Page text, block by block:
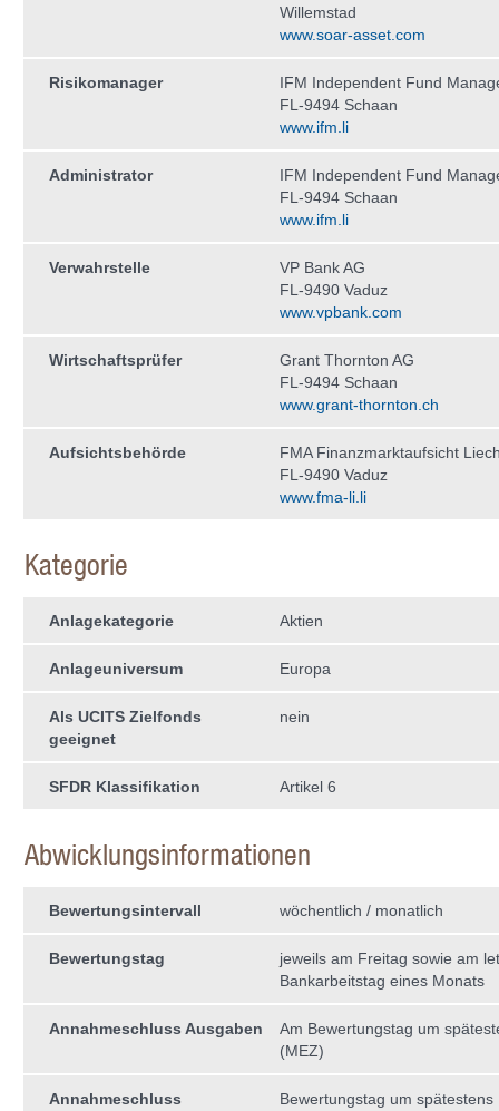
Willemstad
www.soar-asset.com
Risikomanager
IFM Independent Fund
FL-9494 Schaan
www.ifm.li
Administrator
IFM Independent Fund
FL-9494 Schaan
www.ifm.li
Verwahrstelle
VP Bank AG
FL-9490 Vaduz
www.vpbank.com
Wirtschaftsprüfer
Grant Thornton AG
FL-9494 Schaan
www.grant-thornton.ch
Aufsichtsbehörde
FMA Finanzmarktaufsicht
FL-9490 Vaduz
www.fma-li.li
Kategorie
Anlagekategorie Aktien
Anlageuniversum Europa
Als UCITS Zielfonds
geeignet
nein
SFDR Klassifikation Artikel 6
Abwicklungsinformationen
Bewertungsintervall wöchentlich / monatlich
Bewertungstag
jeweils am Freitag sowie am
Bankarbeitstag eines Monats
Annahmeschluss Ausgaben
Am Bewertungstag um
(MEZ)
Annahmeschluss
Bewertungstag um spätestens